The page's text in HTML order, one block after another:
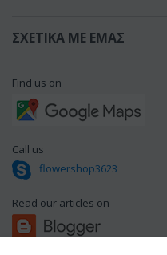
ΣΧΕΤΙΚΆ ΜΕ ΕΜΆΣ
Find us on
Call us
flowershop3623
Read our articles on